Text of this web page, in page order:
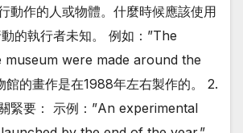
動作的人或物體。什麼時候應該使用
的執行者未知。 例如：”The
museum were made around the
館的畫作是在1988年左右製作的。 2.
緊要： 示例：”An experimental